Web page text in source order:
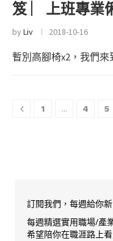
笈 ︳上班專業
byLiv 2018-10-16
暫別高腳椅x2，我們
1 ... 4 5
訂閱我們，每週給你
每週精選實用職場/產
希望陪你在職涯路上